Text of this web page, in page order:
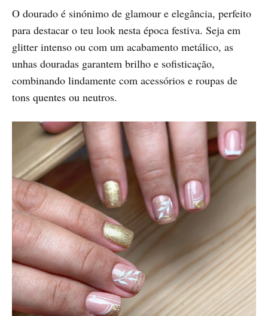
O dourado é sinónimo de glamour e elegância, perfeito
para destacar o teu look nesta época festiva. Seja em
glitter intenso ou com um acabamento metálico, as
unhas douradas garantem brilho e sofisticação,
combinando lindamente com acessórios e roupas de
tons quentes ou neutros.